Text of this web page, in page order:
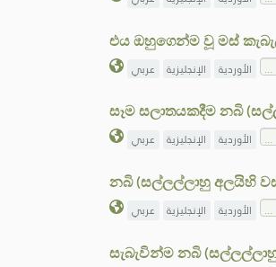
එය ඔහුගෙන්ම වූ මස්
عربي الإنجليزية الأوردية
සෑම සලාතයකදීම නබි
عربي الإنجليزية الأوردية
නබි (සල්ලල්ලාහු අලයිහි
عربي الإنجليزية الأوردية
සැබැවින්ම නබි